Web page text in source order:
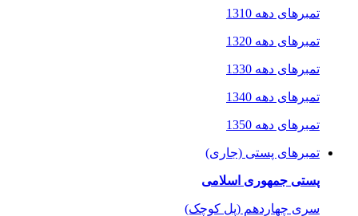
تمبرهای دهه 1310
تمبرهای دهه 1320
تمبرهای دهه 1330
تمبرهای دهه 1340
تمبرهای دهه 1350
تمبرهای پستی (جاری)
پستی جمهوری اسلامی
سری چهاردهم (پل کوچک)